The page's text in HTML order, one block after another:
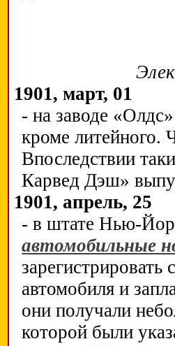
1901, март, 01
- на заводе
кроме литейного.
Впоследствии
Карвед Дэш»
1901, апрель, 25
- в штате Нью-
автомобильные
автомобиля и
они получали
которой были